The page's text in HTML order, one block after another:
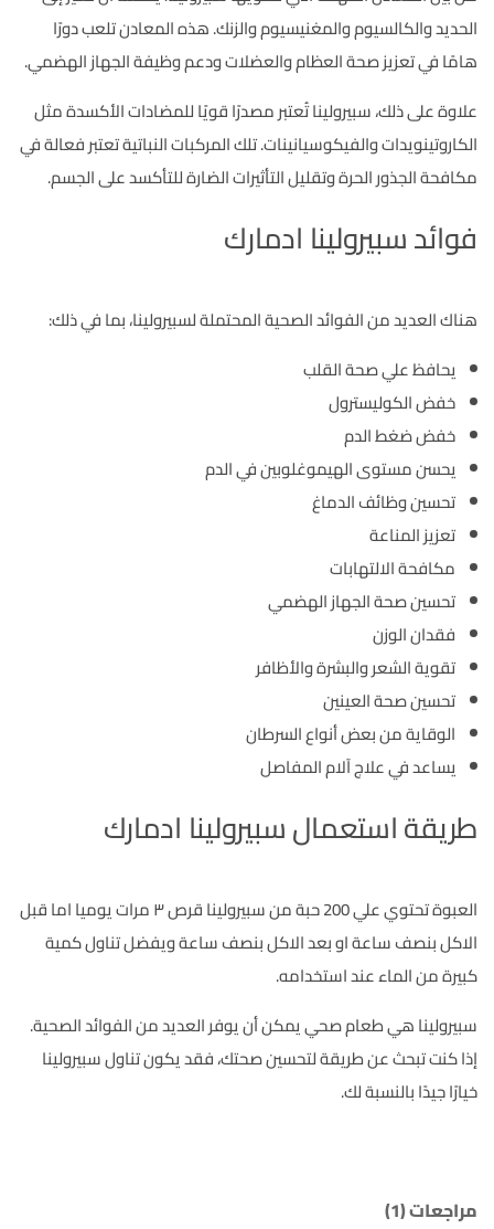
الحديد والكالسيوم والمغنيسيوم والزنك. هذه المعادن تلعب دورًا
هامًا في تعزيز صحة العظام والعضلات ودعم وظيفة الجهاز الهضمي.
علاوة على ذلك، سبيرولينا تُعتبر مصدرًا قويًا للمضادات الأكسدة مثل
الكاروتينويدات والفيكوسيانينات. تلك المركبات النباتية تعتبر فعالة في
مكافحة الجذور الحرة وتقليل التأثيرات الضارة للتأكسد على الجسم.
فوائد سبيرولينا ادمارك
هناك العديد من الفوائد الصحية المحتملة لسبيرولينا، بما في ذلك:
يحافظ علي صحة القلب
خفض الكوليسترول
خفض ضغط الدم
يحسن مستوى الهيموغلوبين في الدم
تحسين وظائف الدماغ
تعزيز المناعة
مكافحة الالتهابات
تحسين صحة الجهاز الهضمي
فقدان الوزن
تقوية الشعر والبشرة والأظافر
تحسين صحة العينين
الوقاية من بعض أنواع السرطان
يساعد في علاج آلام المفاصل
طريقة استعمال سبيرولينا ادمارك
العبوة تحتوي علي 200 حبة من سبيرولينا قرص ٣ مرات يوميا اما قبل
الاكل بنصف ساعة او بعد الاكل بنصف ساعة ويفضل تناول كمية
كبيرة من الماء عند استخدامه.
سبيرولينا هي طعام صحي يمكن أن يوفر العديد من الفوائد الصحية.
إذا كنت تبحث عن طريقة لتحسين صحتك، فقد يكون تناول سبيرولينا
خيارًا جيدًا بالنسبة لك.
مراجعات (1)